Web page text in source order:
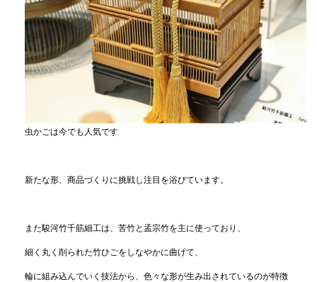
虫かごは今でも人気です
新たな形、商品づくりに挑戦し注目を浴びています。
また駿河竹千筋細工は、苦竹と孟宗竹を主に使っており、
細く丸く削られた竹ひごをしなやかに曲げて、
輪に組み込んでいく技法から、色々な形が生み出されているのが特徴